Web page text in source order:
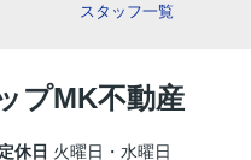
スタッフ一覧
プMK不動産
定休日 火曜日・水曜日